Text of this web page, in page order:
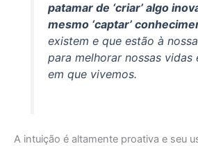
patamar de ‘criar’ algo
mesmo ‘captar’
existem e que estão à
para melhorar nossas vidas
em que vivemos.
A intuição é altamente proativa e seu